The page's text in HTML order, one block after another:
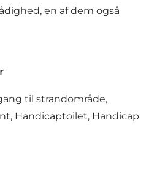
en af dem også
til strandområde,
Handicaptoilet, Handicap